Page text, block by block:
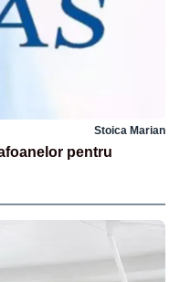
Stoica Marian
pentru